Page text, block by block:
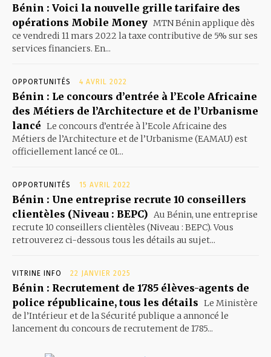
Bénin : Voici la nouvelle grille tarifaire des
opérations Mobile Money MTN Bénin applique dès
ce vendredi 11 mars 2022 la taxe contributive de 5% sur ses
services financiers. En...
OPPORTUNITÉS 4 AVRIL 2022
Bénin : Le concours d’entrée à l’Ecole Africaine
des Métiers de l’Architecture et de l’Urbanisme
lancé Le concours d’entrée à l’Ecole Africaine des
Métiers de l’Architecture et de l’Urbanisme (EAMAU) est
officiellement lancé ce 01...
OPPORTUNITÉS 15 AVRIL 2022
Bénin : Une entreprise recrute 10 conseillers
clientèles (Niveau : BEPC) Au Bénin, une entreprise
recrute 10 conseillers clientèles (Niveau : BEPC). Vous
retrouverez ci-dessous tous les détails au sujet...
VITRINE INFO 22 JANVIER 2025
Bénin : Recrutement de 1785 élèves-agents de
police républicaine, tous les détails Le Ministère
de l’Intérieur et de la Sécurité publique a annoncé le
lancement du concours de recrutement de 1785...